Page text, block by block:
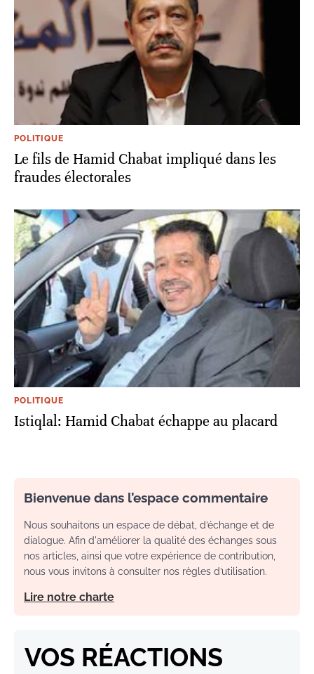
POLITIQUE
Le fils de Hamid Chabat impliqué dans les
fraudes électorales
POLITIQUE
Istiqlal: Hamid Chabat échappe au placard
Bienvenue dans l’espace commentaire
Nous souhaitons un espace de débat, d’échange et de
dialogue. Afin d'améliorer la qualité des échanges sous
nos articles, ainsi que votre expérience de contribution,
nous vous invitons à consulter nos règles d’utilisation.
Lire notre charte
VOS RÉACTIONS